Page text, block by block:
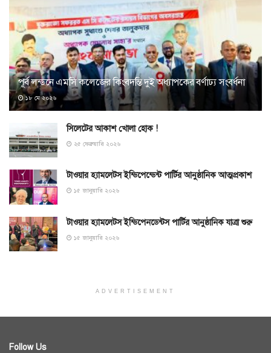
পূর্ব লন্ডনে এমসি কলেজের কিংবদন্তি দুই অধ্যাপকের বর্ণাঢ্য সংবর্ধনা
১৮ মে ২০২৬
সিলেটের আকাশ খোলা হোক !
২৫ ফেব্রুয়ারি ২০২৬
টাওয়ার হ্যামলেটস ইন্ডিপেন্ডেন্ট পার্টির আনুষ্ঠানিক আত্মপ্রকাশ
১৫ জানুয়ারি ২০২৬
টাওয়ার হ্যামলেটস ইন্ডিপেনডেন্টস পার্টির আনুষ্ঠানিক যাত্রা শুরু
১৫ জানুয়ারি ২০২৬
ADVERTISEMENT
Follow Us